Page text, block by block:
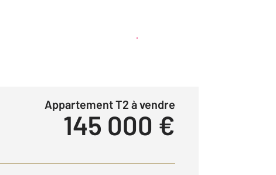
Créer une alerte
Appartement T2 à vendre
145 000 €